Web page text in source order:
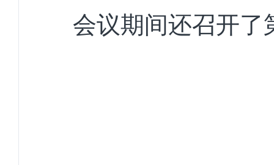
会议期间还召开了